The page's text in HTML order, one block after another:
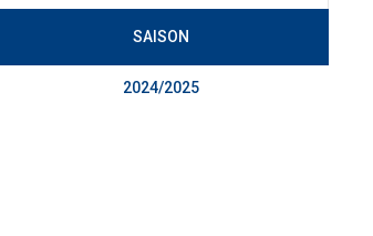
SAISON
2024/2025